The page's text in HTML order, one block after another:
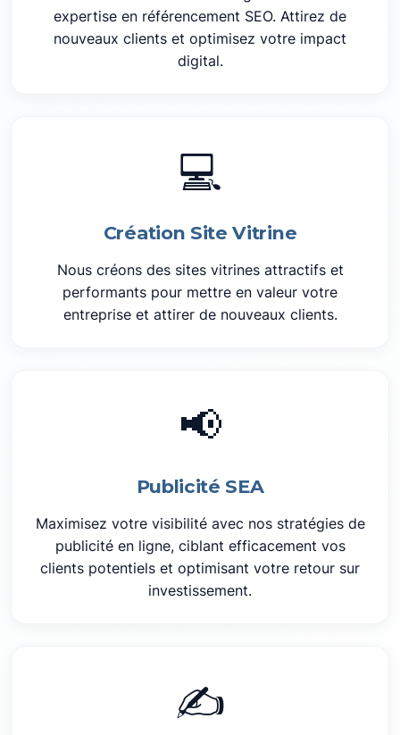
expertise en référencement SEO. Attirez de
nouveaux clients et optimisez votre impact
digital.
💻
Création Site Vitrine
Nous créons des sites vitrines attractifs et
performants pour mettre en valeur votre
entreprise et attirer de nouveaux clients.
📢
Publicité SEA
Maximisez votre visibilité avec nos stratégies de
publicité en ligne, ciblant efficacement vos
clients potentiels et optimisant votre retour sur
investissement.
✍️